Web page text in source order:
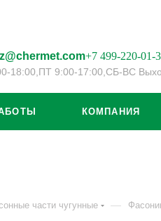
+7 499-220-01-
18:00, ПТ 9:00-17:00, СБ-ВС
КОМПАНИЯ
части чугунные —